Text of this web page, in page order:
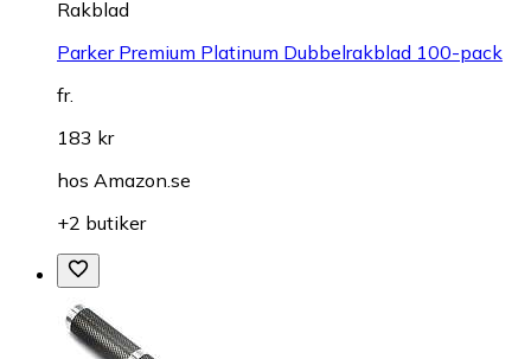
Rakblad
Parker Premium Platinum Dubbelrakblad 100-pack
fr.
183 kr
hos Amazon.se
+2 butiker